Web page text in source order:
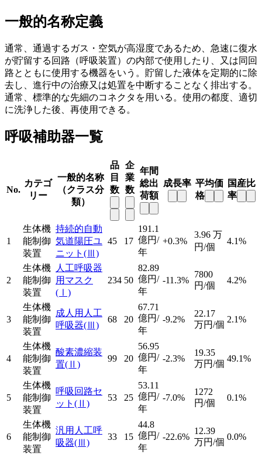
一般的名称定義
通常、通過するガス・空気が高湿度であるため、急速に復水
が貯留する回路（呼吸装置）の内部で使用したり、又は同回
路とともに使用する機器をいう。貯留した液体を定期的に除
去し、進行中の治療又は処置を中断することなく排出する。
通常、標準的な先細のコネクタを用いる。使用の都度、適切
に洗浄した後、再使用できる。
呼吸補助器一覧
No.
カテゴ
リー
一般的名称
（クラス分
類）
品
目
数
企
業
数
年間
総出
荷額
成長率 平均価
格
国産比
率
1
生体機
能制御
装置
持続的自動
気道陽圧ユ
ニット (Ⅲ)
45 17
191.1
億円/
年
+0.3%
3.96 万
円/個
4.1%
2
生体機
能制御
装置
人工呼吸器
用マスク
(Ⅰ)
234 50
82.89
億円/
年
-11.3%
7800
円/個
4.2%
3
生体機
能制御
装置
成人用人工
呼吸器(Ⅲ)
68 20
67.71
億円/
年
-9.2%
22.17
万円/個
2.1%
4
生体機
能制御
装置
酸素濃縮装
置(Ⅱ)
99 20
56.95
億円/
年
-2.3%
19.35
万円/個
49.1%
5
生体機
能制御
装置
呼吸回路セ
ット (Ⅱ)
53 25
53.11
億円/
年
-7.0%
1272
円/個
0.1%
6
生体機
能制御
装置
汎用人工呼
吸器(Ⅲ)
33 15
44.8
億円/
年
-22.6%
12.39
万円/個
0.0%